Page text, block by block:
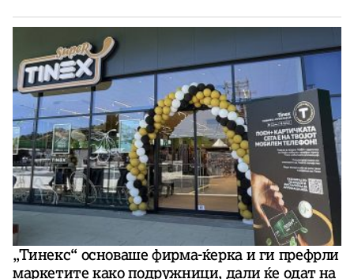
годишната стапка на инфлација изнесуваше 3,4
„Тинекс“ основаше фирма-ќерка и ги префрли
маркетите како подружници, дали ќе одат на